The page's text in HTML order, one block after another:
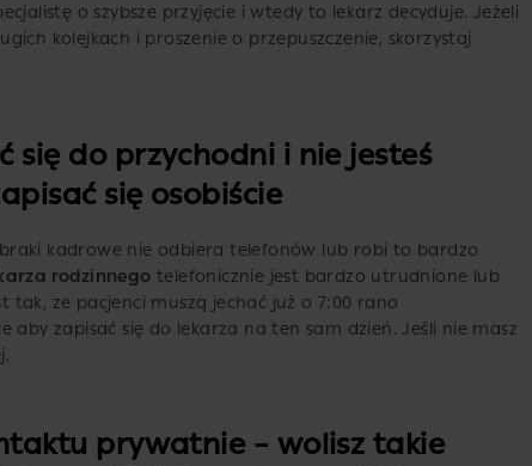
o szybsze przyjęcie i wtedy to lekarz decyduje. Jeżeli
kolejkach i proszenie o przepuszczenie, skorzystaj
się do przychodni i nie jesteś
się osobiście
braki kadrowe nie odbiera telefonów lub robi to bardzo
rodzinnego telefonicznie jest bardzo utrudnione lub
tak, ze pacjenci muszą jechać już o 7:00 rano
aby zapisać się do lekarza na ten sam dzień. Jeśli nie masz
prywatnie – wolisz takie